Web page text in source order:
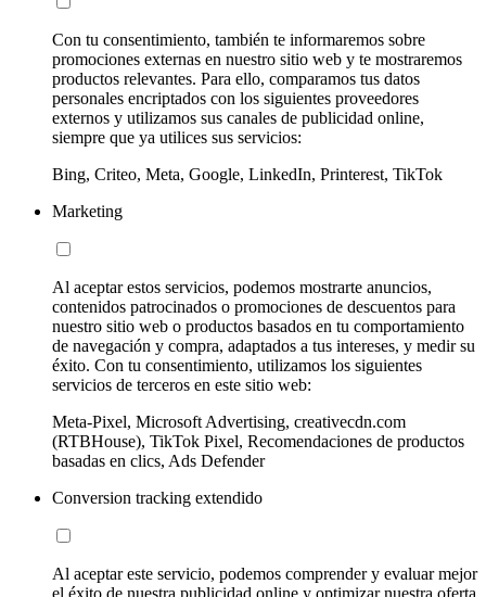
Con tu consentimiento, también te informaremos sobre
promociones externas en nuestro sitio web y te mostraremos
productos relevantes. Para ello, comparamos tus datos
personales encriptados con los siguientes proveedores
externos y utilizamos sus canales de publicidad online,
siempre que ya utilices sus servicios:
Bing, Criteo, Meta, Google, LinkedIn, Printerest, TikTok
Marketing
Al aceptar estos servicios, podemos mostrarte anuncios,
contenidos patrocinados o promociones de descuentos para
nuestro sitio web o productos basados en tu comportamiento
de navegación y compra, adaptados a tus intereses, y medir su
éxito. Con tu consentimiento, utilizamos los siguientes
servicios de terceros en este sitio web:
Meta-Pixel, Microsoft Advertising, creativecdn.com
(RTBHouse), TikTok Pixel, Recomendaciones de productos
basadas en clics, Ads Defender
Conversion tracking extendido
Al aceptar este servicio, podemos comprender y evaluar mejor